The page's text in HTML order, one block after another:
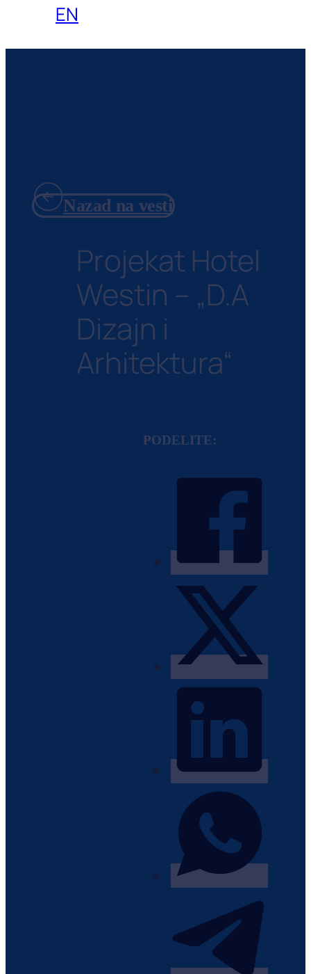
EN
Nazad na vesti
Projekat Hotel
Westin – „D.A
Dizajn i
Arhitektura“
PODELITE: